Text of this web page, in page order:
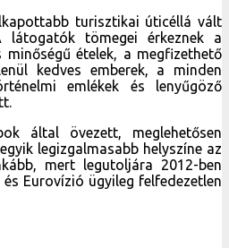
turisztikai úticéllá vált
tömegei érkeznek a
ételek, a megfizethető
kedves emberek, a minden
emlékek és lenyűgöző
által övezett, meglehetősen
legizgalmasabb helyszíne az
mert legutoljára 2012-ben
Eurovízió ügyileg felfedezetlen